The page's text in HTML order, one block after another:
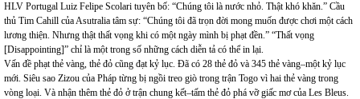
HLV Portugal Luiz Felipe Scolari tuyên bố: “Chúng tôi là nước nhỏ. Thật khó khăn.” Cầu
thủ Tim Cahill của Asutralia tâm sự: “Chúng tôi đã trọn đời mong muốn được chơi một cách
lương thiện. Nhưng thật thất vọng khi có một ngày mình bị phạt đền.” “Thất vọng
[Disappointing]” chỉ là một trong số những cách diễn tả có thể in lại.
Vấn đề phạt thẻ vàng, thẻ đỏ cũng đạt kỷ lục. Đã có 28 thẻ đỏ và 345 thẻ vàng–một kỷ lục
mới. Siêu sao Zizou của Pháp từng bị ngồi treo giò trong trận Togo vì hai thẻ vàng trong
vòng loại. Và nhận thêm thẻ đỏ ở trận chung kết–tấm thẻ đỏ phá vỡ giấc mơ của Les Bleus.